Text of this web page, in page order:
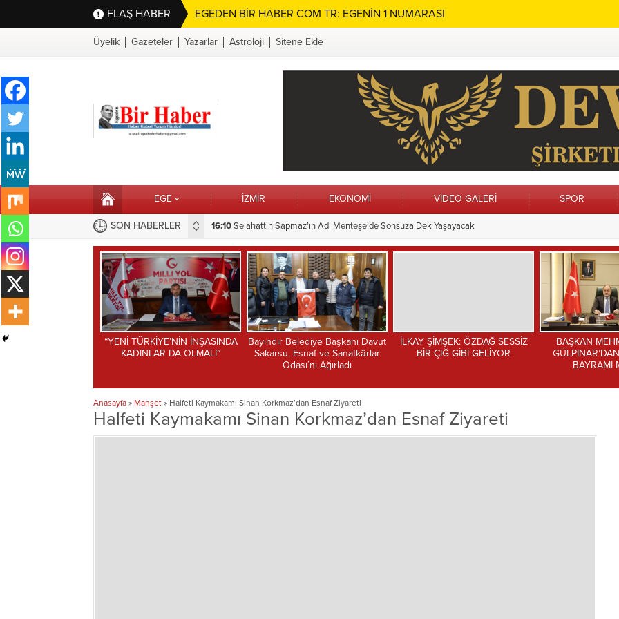
FLAŞ HABER EGEDEN BİR HABER COM TR: EGENİN 1 NUMARASI
Üyelik Gazeteler Yazarlar Astroloji Sitene Ekle
EGE İZMİR EKONOMİ VİDEO GALERİ SPOR
SON HABERLER
Sonsuza Dek Yaşayacak 15:28Hilvan’da Çocuk Oyun Alanları Yenileniyor Vatandaş
İNŞASINDA
Bayındır Belediye Başkanı Davut
Sakarsu, Esnaf ve Sanatkârlar
İLKAY ŞİMŞEK: ÖZDAĞ SESSİZ
BİR ÇIĞ GİBİ GELİYOR
BAŞKAN MEHMET KASIM
GÜLPINAR’DAN RAMAZAN
BAŞKAN
“ŞANLIURFA’YI
DEĞİL, UZUN
Anasayfa » Manşet » Halfeti Kaymakamı Sinan Korkmaz’dan Esnaf Ziyareti
Halfeti Kaymakamı Sinan Korkmaz’dan Esnaf Ziyareti